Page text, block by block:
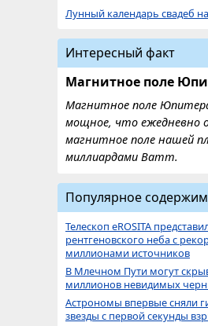
Лунный календарь свадеб
Интересный факт
Магнитное поле
Магнитное поле
мощное, что ежедневно
магнитное поле нашей
миллиардами Ватт.
Популярное
Телескоп eROSITA
рентгеновского неба с
миллионами источников
В Млечном Пути могут
миллионов невидимых
Астрономы впервые сняли
звезды с первой секунды